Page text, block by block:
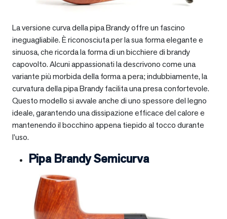
La versione curva della pipa Brandy offre un fascino
ineguagliabile. È riconosciuta per la sua forma elegante e
sinuosa, che ricorda la forma di un bicchiere di brandy
capovolto. Alcuni appassionati la descrivono come una
variante più morbida della forma a pera; indubbiamente, la
curvatura della pipa Brandy facilita una presa confortevole.
Questo modello si avvale anche di uno spessore del legno
ideale, garantendo una dissipazione efficace del calore e
mantenendo il bocchino appena tiepido al tocco durante
l’uso.
Pipa Brandy Semicurva